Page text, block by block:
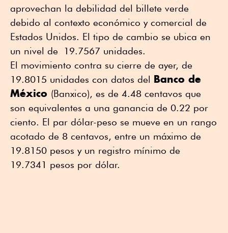
aprovechan la debilidad del billete verde
debido al contexto económico y comercial de
Estados Unidos. El tipo de cambio se ubica en
un nivel de 19.7567 unidades.
El movimiento contra su cierre de ayer, de
19.8015 unidades con datos del Banco de
México (Banxico), es de 4.48 centavos que
son equivalentes a una ganancia de 0.22 por
ciento. El par dólar-peso se mueve en un rango
acotado de 8 centavos, entre un máximo de
19.8150 pesos y un registro mínimo de
19.7341 pesos por dólar.